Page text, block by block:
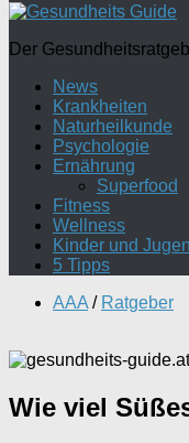
Der
News
Krankheiten
Naturheilkunde
Psychologie
Ernährung
Superfood
Fitness
Wellness
Kinder und
5 Tipps
AAA / Ratgeber
Wie viel